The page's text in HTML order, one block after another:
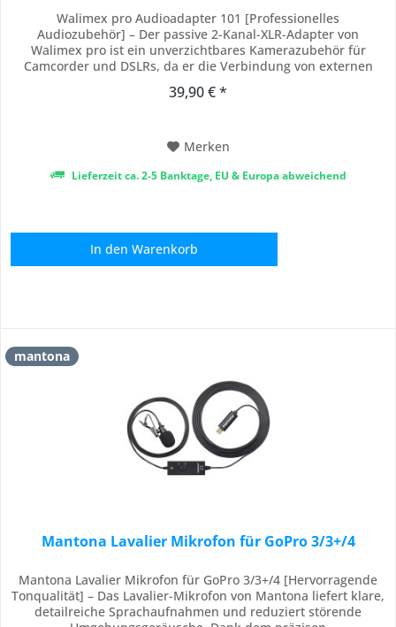
Walimex pro Audioadapter 101 [Professionelles
Audiozubehör] – Der passive 2-Kanal-XLR-Adapter von
Walimex pro ist ein unverzichtbares Kamerazubehör für
Camcorder und DSLRs, da er die Verbindung von externen
ermöglicht. Dank den 2 XLR-Eingängen wird eine zuverlässige
39,90 € *
Merken
Lieferzeit ca. 2-5 Banktage, EU & Europa abweichend
In den Warenkorb
mantona
Mantona Lavalier Mikrofon für GoPro 3/3+/4
Mantona Lavalier Mikrofon für GoPro 3/3+/4 [Hervorragende
Tonqualität] – Das Lavalier-Mikrofon von Mantona liefert klare,
detailreiche Sprachaufnahmen und reduziert störende